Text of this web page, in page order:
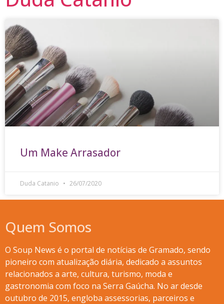
Um Make Arrasador
Duda Catanio 26/07/2020
Quem Somos
O Soup News é o portal de notícias de Gramado, sendo
pioneiro com atualização diária, dedicado a assuntos
relacionados a arte, cultura, turismo, moda e
gastronomia com foco na Serra Gaúcha. No ar desde
outubro de 2015, engloba assessorias, parceiros e